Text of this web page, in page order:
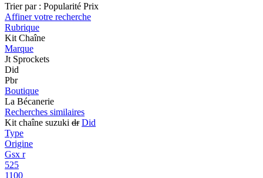
Trier par : Popularité Prix
Affiner votre recherche
Rubrique
Kit Chaîne
Marque
Jt Sprockets
Did
Pbr
Boutique
La Bécanerie
Recherches similaires
Kit chaîne suzuki dr Did
Type
Origine
Gsx r
525
1100